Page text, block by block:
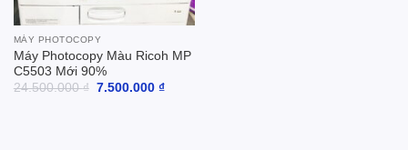
MÁY PHOTOCOPY
Máy Photocopy Màu Ricoh MP
C5503 Mới 90%
24.500.000₫ Giá
7.500.000 ₫Giá